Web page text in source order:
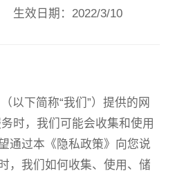
效日期：2022/3/10
以下简称“我们”）提供的网
时，我们可能会收集和使用
通过本《隐私政策》向您说
，我们如何收集、使用、储